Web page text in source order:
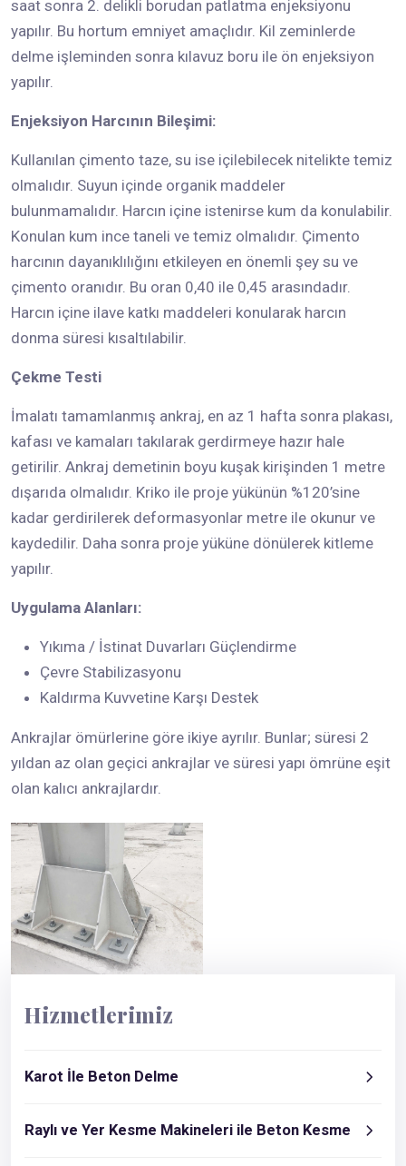
saat sonra 2. delikli borudan patlatma enjeksiyonu
yapılır. Bu hortum emniyet amaçlıdır. Kil zeminlerde
delme işleminden sonra kılavuz boru ile ön enjeksiyon
yapılır.
Enjeksiyon Harcının Bileşimi:
Kullanılan çimento taze, su ise içilebilecek nitelikte temiz
olmalıdır. Suyun içinde organik maddeler
bulunmamalıdır. Harcın içine istenirse kum da konulabilir.
Konulan kum ince taneli ve temiz olmalıdır. Çimento
harcının dayanıklılığını etkileyen en önemli şey su ve
çimento oranıdır. Bu oran 0,40 ile 0,45 arasındadır.
Harcın içine ilave katkı maddeleri konularak harcın
donma süresi kısaltılabilir.
Çekme Testi
İmalatı tamamlanmış ankraj, en az 1 hafta sonra plakası,
kafası ve kamaları takılarak gerdirmeye hazır hale
getirilir. Ankraj demetinin boyu kuşak kirişinden 1 metre
dışarıda olmalıdır. Kriko ile proje yükünün %120’sine
kadar gerdirilerek deformasyonlar metre ile okunur ve
kaydedilir. Daha sonra proje yüküne dönülerek kitleme
yapılır.
Uygulama Alanları:
Yıkıma / İstinat Duvarları Güçlendirme
Çevre Stabilizasyonu
Kaldırma Kuvvetine Karşı Destek
Ankrajlar ömürlerine göre ikiye ayrılır. Bunlar; süresi 2
yıldan az olan geçici ankrajlar ve süresi yapı ömrüne eşit
olan kalıcı ankrajlardır.
Hizmetlerimiz
Karot İle Beton Delme
Raylı ve Yer Kesme Makineleri ile Beton Kesme